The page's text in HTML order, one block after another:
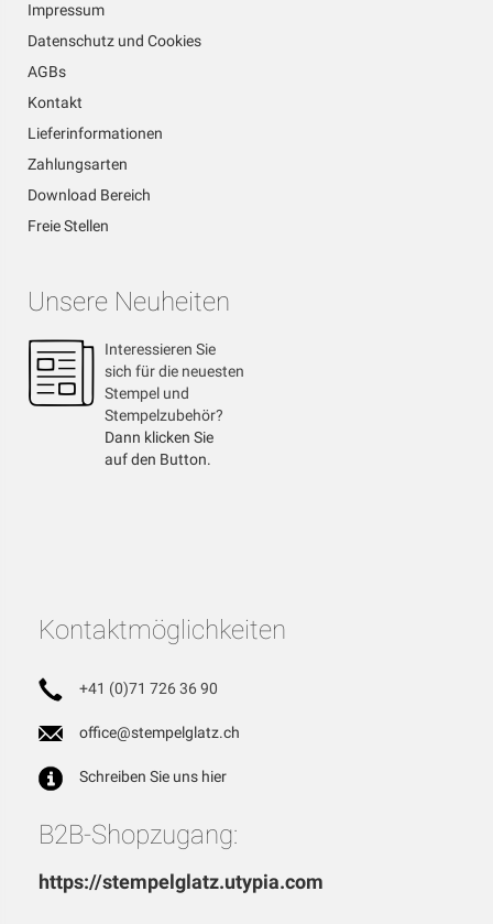
Impressum
Datenschutz und Cookies
AGBs
Kontakt
Lieferinformationen
Zahlungsarten
Download Bereich
Freie Stellen
Unsere Neuheiten
Interessieren Sie
sich für die neuesten
Stempel und
Stempelzubehör?
Dann klicken Sie
auf den Button.
Kontaktmöglichkeiten
+41 (0)71 726 36 90
office@stempelglatz.ch
Schreiben Sie uns hier
B2B-Shopzugang:
https://stempelglatz.utypia.com